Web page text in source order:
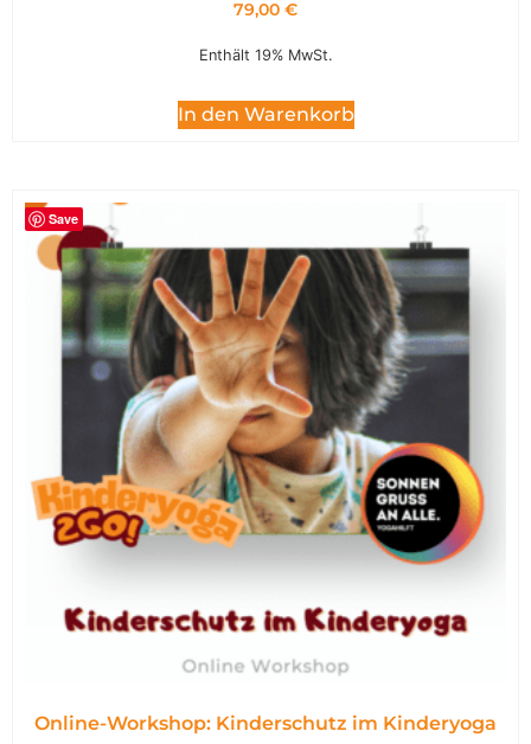
79,00 €
Enthält 19% MwSt.
In den Warenkorb
Save
Online-Workshop: Kinderschutz im Kinderyoga